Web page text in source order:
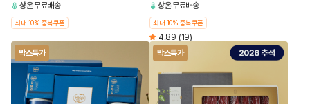
상온무료배송
최대 10% 중복쿠폰
상온무료배송
최대 10% 중복쿠폰
4.89 (19)
박스특가
박스특가